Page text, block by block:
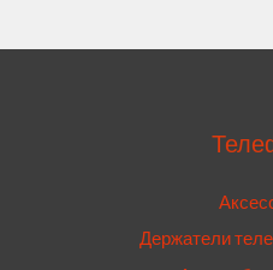
Держатели